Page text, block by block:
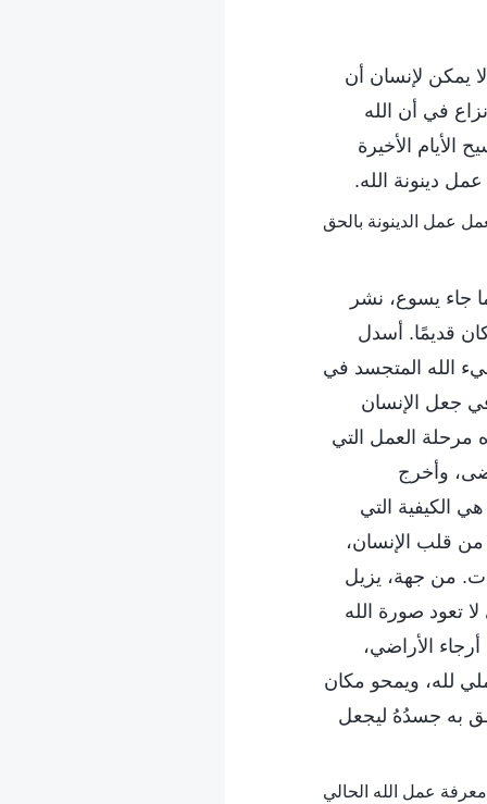
يمكن لإنسان أن
في أن الله
الأخيرة
دينونة الله.
جاء يسوع، نشر
قديمًا. أسدل
الله المتجسد في
في جعل الإنسان
مرحلة العمل التي
وأخرج
الكيفية التي
من قلب الإنسان،
من جهة، يزيل
تعود صورة الله
الأراضي،
لله، ويمحو مكان
به جسدُهُ ليجعل